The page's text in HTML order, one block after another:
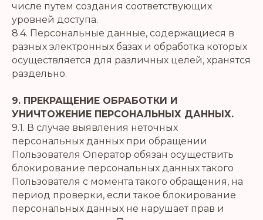
числе путем создания соответствующих
уровней доступа.
8.4. Персональные данные, содержащиеся в
разных электронных базах и обработка которых
осуществляется для различных целей, хранятся
раздельно.
9. ПРЕКРАЩЕНИЕ ОБРАБОТКИ И
УНИЧТОЖЕНИЕ ПЕРСОНАЛЬНЫХ ДАННЫХ.
9.1. В случае выявления неточных
персональных данных при обращении
Пользователя Оператор обязан осуществить
блокирование персональных данных такого
Пользователя с момента такого обращения, на
период проверки, если такое блокирование
персональных данных не нарушает прав и